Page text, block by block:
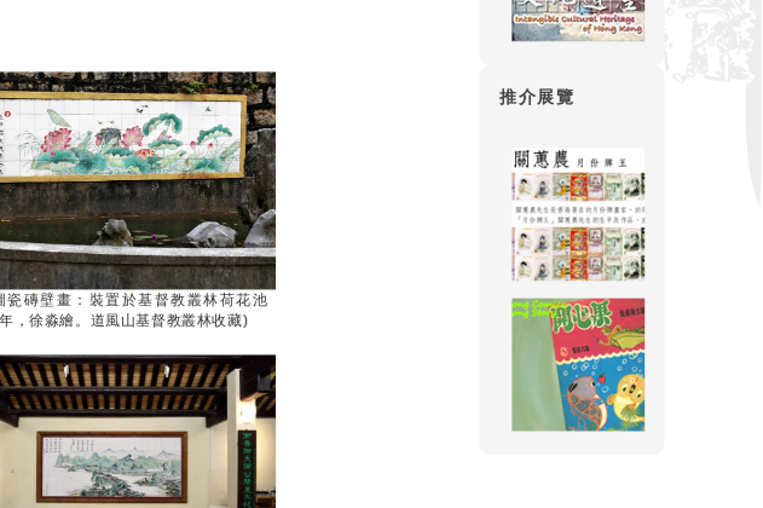
瓷磚壁畫：裝置於基督教叢林荷花池
，徐淼繪。道風山基督教叢林收藏)
推介展覽